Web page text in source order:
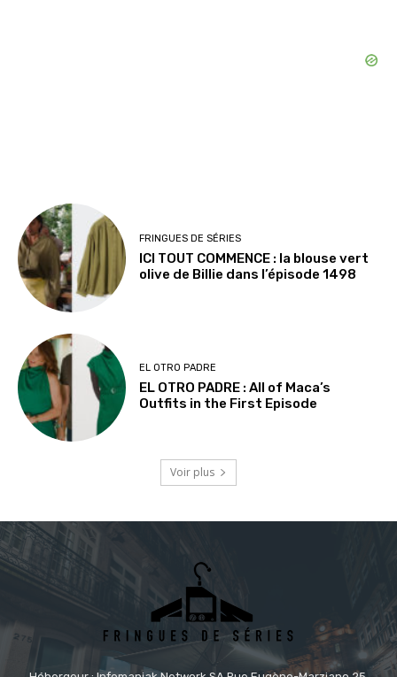
FRINGUES DE SÉRIES
ICI TOUT COMMENCE : la blouse vert
olive de Billie dans l’épisode 1498
EL OTRO PADRE
EL OTRO PADRE : All of Maca’s
Outfits in the First Episode
Voir plus